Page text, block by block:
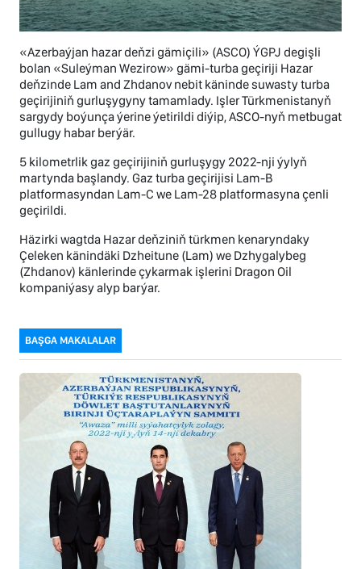
«Azerbaýjan hazar deňzi gämiçili» (ASCO) ÝGPJ degişli
bolan «Suleýman Wezirow» gämi-turba geçiriji Hazar
deňzinde Lam and Zhdanov nebit käninde suwasty turba
geçirijiniň gurluşygyny tamamlady. Işler Türkmenistanyň
sargydy boýunça ýerine ýetirildi diýip, ASCO-nyň metbugat
gullugy habar berýär.
5 kilometrlik gaz geçirijiniň gurluşygy 2022-nji ýylyň
martynda başlandy. Gaz turba geçirijisi Lam-B
platformasyndan Lam-C we Lam-28 platformasyna çenli
geçirildi.
Häzirki wagtda Hazar deňziniň türkmen kenaryndaky
Çeleken känindäki Dzheitune (Lam) we Dzhygalybeg
(Zhdanov) känlerinde çykarmak işlerini Dragon Oil
kompaniýasy alyp barýar.
BAŞGA MAKALALAR